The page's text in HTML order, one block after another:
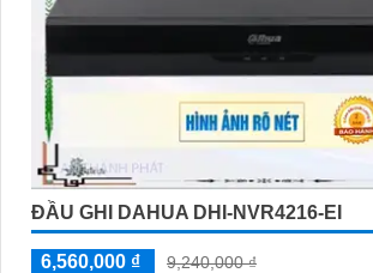
ĐẦU GHI DAHUA DHI-NVR4216-EI
6,560,000 ₫
9,240,000 ₫